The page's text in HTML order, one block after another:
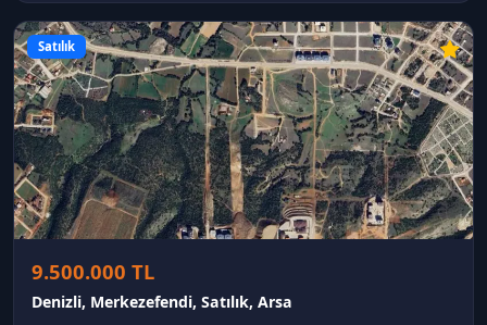
Satılık
9.500.000 TL
Denizli, Merkezefendi, Satılık, Arsa